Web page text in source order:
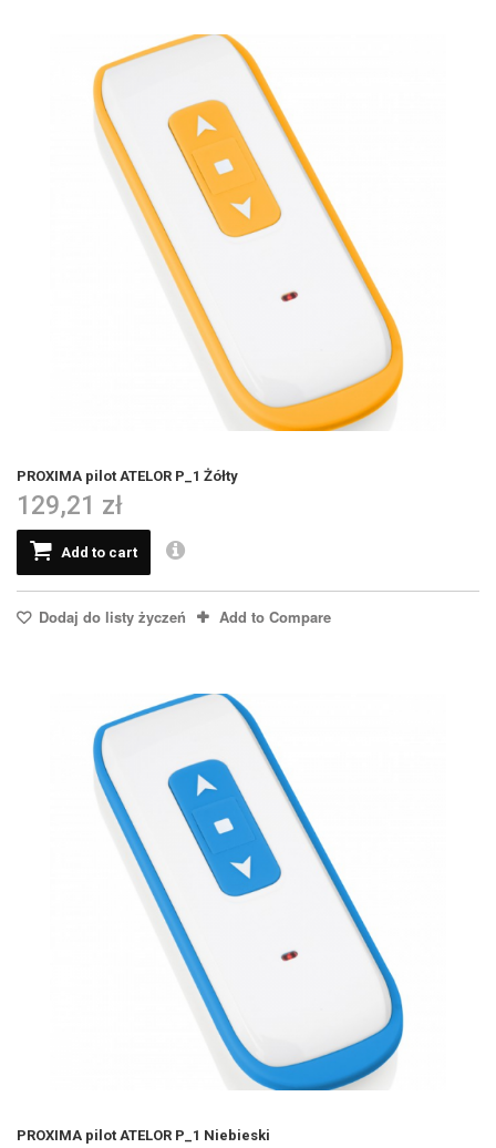
PROXIMA pilot ATELOR P_1 Żółty
129,21 zł
Add to cart
Dodaj do listy życzeń Add to Compare
PROXIMA pilot ATELOR P_1 Niebieski